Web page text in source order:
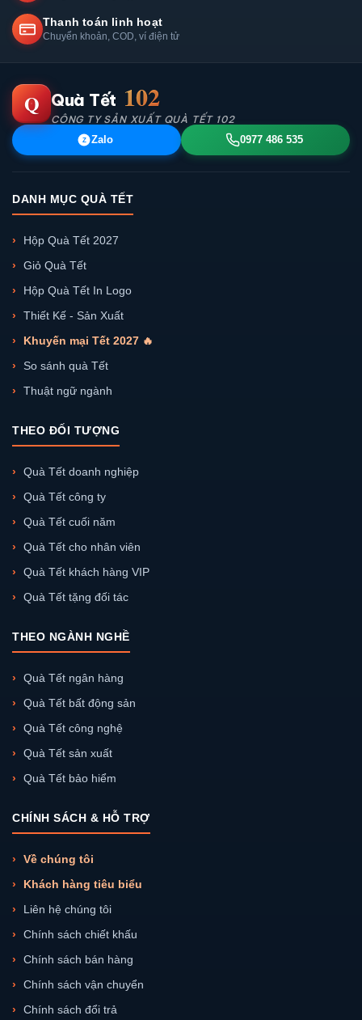
Thanh toán linh hoạt
Chuyển khoản, COD, ví điện tử
Q Quà Tết 102
CÔNG TY SẢN XUẤT QUÀ TẾT 102
Z Zalo 0977 486 535
DANH MỤC QUÀ TẾT
Hộp Quà Tết 2027
Giỏ Quà Tết
Hộp Quà Tết In Logo
Thiết Kế - Sản Xuất
Khuyến mại Tết 2027 🔥
So sánh quà Tết
Thuật ngữ ngành
THEO ĐỐI TƯỢNG
Quà Tết doanh nghiệp
Quà Tết công ty
Quà Tết cuối năm
Quà Tết cho nhân viên
Quà Tết khách hàng VIP
Quà Tết tặng đối tác
THEO NGÀNH NGHỀ
Quà Tết ngân hàng
Quà Tết bất động sản
Quà Tết công nghệ
Quà Tết sản xuất
Quà Tết bảo hiểm
CHÍNH SÁCH & HỖ TRỢ
Về chúng tôi
Khách hàng tiêu biểu
Liên hệ chúng tôi
Chính sách chiết khấu
Chính sách bán hàng
Chính sách vận chuyển
Chính sách đổi trả